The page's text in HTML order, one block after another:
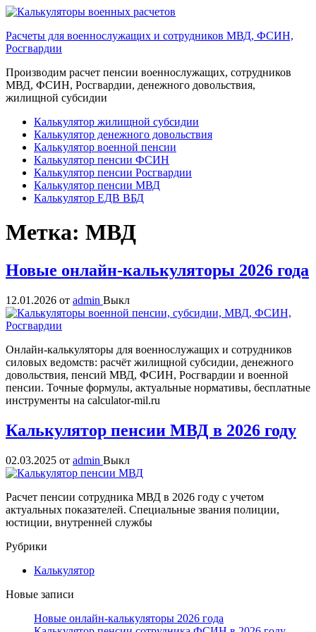
Перейти
содержимому
Расчеты для военнослужащих и сотрудников МВД, ФСИН,
Росгвардии
Производим расчет пенсии военнослужащих, сотрудников
МВД, ФСИН, Росгвардии, денежного довольствия,
жилищной субсидии
Калькулятор жилищной субсидии
Калькулятор денежного довольствия
Калькулятор военной пенсии
Калькулятор пенсии ФСИН
Калькулятор пенсии Росгвардии
Калькулятор пенсии МВД
Калькулятор ЕДВ ВБД
Метка: МВД
Новые онлайн-калькуляторы 2026 года
12.01.2026 от admin Выкл
Онлайн‑калькуляторы для военнослужащих и сотрудников
силовых ведомств: расчёт жилищной субсидии, денежного
довольствия, пенсий МВД, ФСИН, Росгвардии и военной
пенсии. Точные формулы, актуальные нормативы, бесплатные
инструменты на calculator‑mil.ru
Калькулятор пенсии МВД в 2026 году
02.03.2025 от admin Выкл
Расчет пенсии сотрудника МВД в 2026 году с учетом
актуальных показателей. Специальные звания полиции,
юстиции, внутренней службы
Рубрики
Калькулятор
Новые записи
Новые онлайн-калькуляторы 2026 года